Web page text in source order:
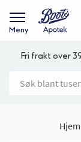
Meny
Fri frakt over
Hjem